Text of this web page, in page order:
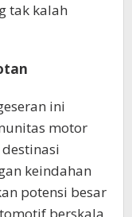
tak kalah
ini
motor
keindahan
potensi besar